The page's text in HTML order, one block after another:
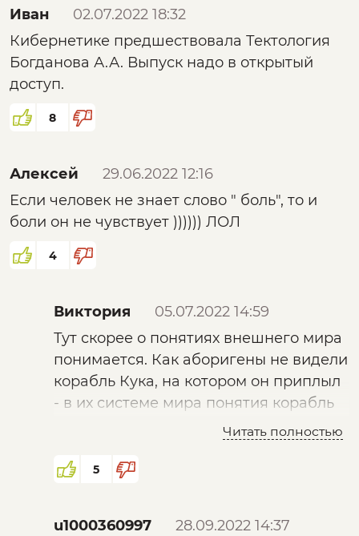
Иван
02.07.2022 18:32
Кибернетике предшествовала Тектология
Богданова А.А. Выпуск надо в открытый
доступ.
8
Алексей
29.06.2022 12:16
Если человек не знает слово " боль", то и
боли он не чувствует )))))) ЛОЛ
4
Виктория
05.07.2022 14:59
Тут скорее о понятиях внешнего мира
понимается. Как аборигены не видели
корабль Кука, на котором он приплыл
- в их системе мира понятия корабль
самого думающего объекта, то есть
Читать полностью
5
u1000360997
28.09.2022 14:37